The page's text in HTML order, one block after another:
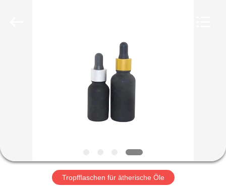
VR-
SHOW
Tropfflaschen für ätherische Öle